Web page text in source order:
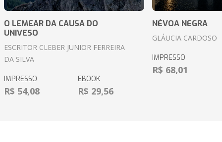
O LEMEAR DA CAUSA DO
UNIVESO
ESCRITOR CLEBER JUNIOR FERREIRA
DA SILVA
IMPRESSO
R$ 54,08
EBOOK
R$ 29,56
NÉVOA NEGRA
GLÁUCIA CARDOSO
IMPRESSO
R$ 68,01